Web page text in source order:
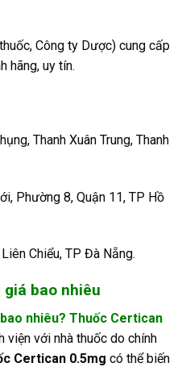
Công ty Dược) cung cấp
hãng, uy tín.
Thanh Xuân Trung, Thanh
Phường 8, Quận 11, TP Hồ
Chiểu, TP Đà Nẵng.
bao nhiêu
nhiêu? Thuốc Certican
viện với nhà thuốc do chính
Certican 0.5mg có thể biến